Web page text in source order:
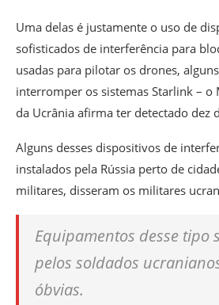
Uma delas é justamente o uso de
sofisticados de interferência para
usadas para pilotar os drones,
interromper os sistemas Starlink – o
da Ucrânia afirma ter detectado dez
Alguns desses dispositivos de
instalados pela Rússia perto de
militares, disseram os militares
Equipamentos desse tipo
pelos soldados
óbvias.